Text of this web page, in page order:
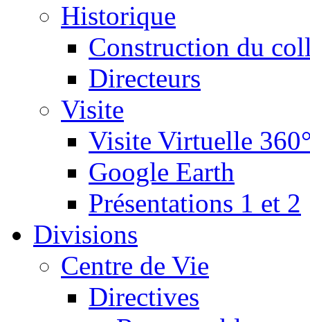
Historique
Construction du
Directeurs
Visite
Visite Virtuelle
Google Earth
Présentations 1 et 2
Divisions
Centre de Vie
Directives